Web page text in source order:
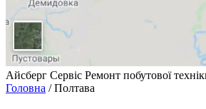
Айсберг Сервіс Ремонт побутової
Головна /Полтава